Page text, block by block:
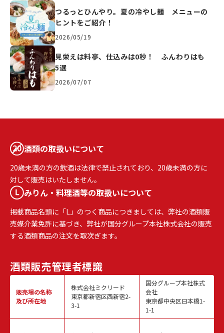
つるっとひんやり。夏の冷やし麺 メニューの
ヒントをご紹介！
2026/05/19
見栄えは料亭、仕込みは0秒！ ふんわりはも
5選
2026/07/07
酒類の取扱いについて
20歳未満の方の飲酒は法律で禁止されており、20歳未満の方に
対して販売はいたしません。
みりん・料理酒等の取扱いについて
掲載商品名頭に「L」のつく商品につきましては、弊社の酒類販
売媒介業免許に基づき、弊社が国分グループ本社株式会社の販売
する酒類商品の注文を取次ぎます。
酒類販売管理者標識
販売場の名称
及び所在地
株式会社ミクリード
東京都新宿区西新宿2-
3-1
国分グループ本社株式
会社
東京都中央区日本橋1-
1-1